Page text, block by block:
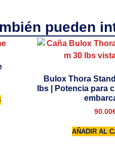
pueden
Bulox Thora
lbs | Potencia para
90.00
AÑADIR AL